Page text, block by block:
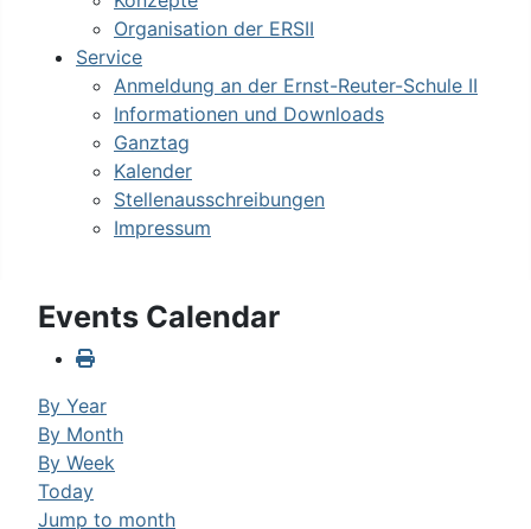
Organisation der ERSII
Service
Anmeldung an der Ernst-Reuter-Schule II
Informationen und Downloads
Ganztag
Kalender
Stellenausschreibungen
Impressum
Events Calendar
By Year
By Month
By Week
Today
Jump to month